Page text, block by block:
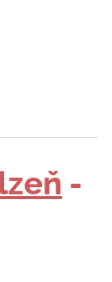
-